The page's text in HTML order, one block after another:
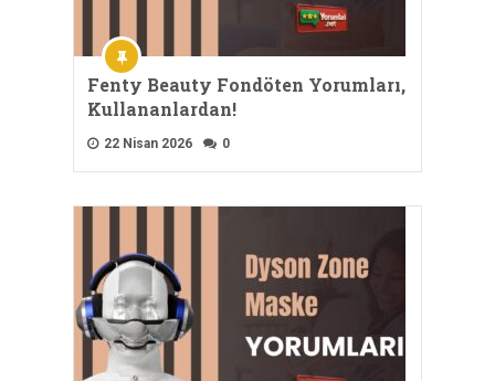
Fenty Beauty Fondöten Yorumları,
Kullananlardan!
22 Nisan 2026 0